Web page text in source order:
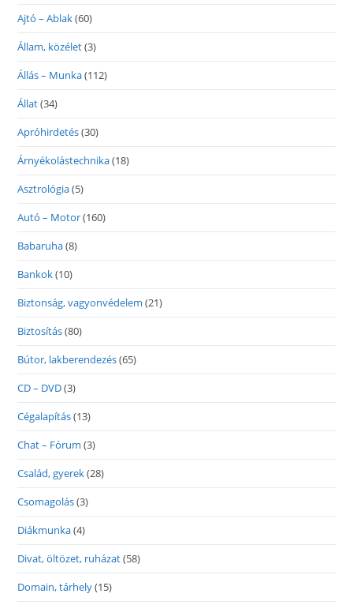
Ajtó – Ablak(60)
Állam, közélet(3)
Állás – Munka(112)
Állat(34)
Apróhirdetés(30)
Árnyékolástechnika(18)
Asztrológia(5)
Autó – Motor(160)
Babaruha(8)
Bankok(10)
Biztonság, vagyonvédelem (21)
Biztosítás(80)
Bútor, lakberendezés(65)
CD – DVD(3)
Cégalapítás(13)
Chat – Fórum (3)
Család, gyerek(28)
Csomagolás(3)
Diákmunka(4)
Divat, öltözet, ruházat(58)
Domain, tárhely(15)